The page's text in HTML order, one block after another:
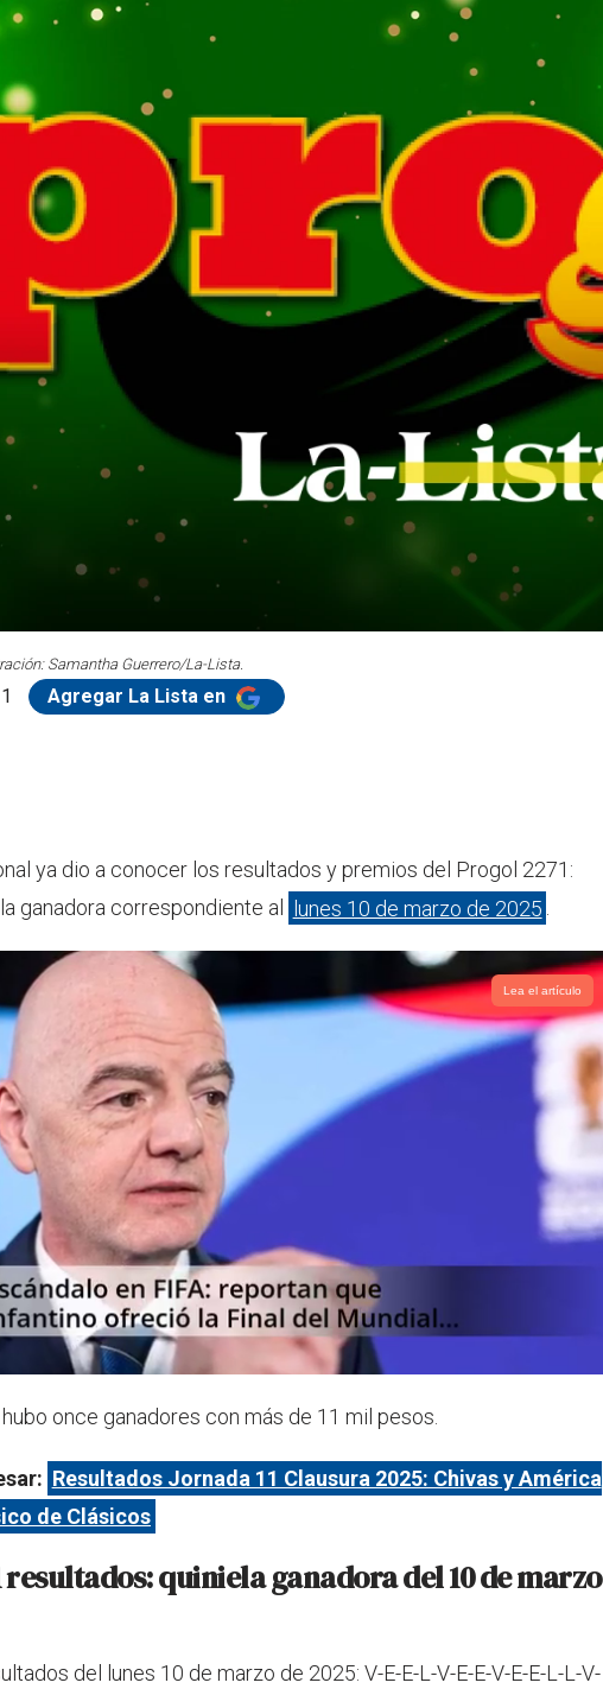
Samantha Guerrero/La-Lista.
Agregar La Lista en
ya dio a conocer los resultados y premios del Progol 2271:
ganadora correspondiente al
lunes 10 de marzo de 2025 .
Lea el artículo
once ganadores con más de 11 mil pesos.
Resultados Jornada 11 Clausura 2025: Chivas y América
de Clásicos
resultados: quiniela ganadora del 10 de marzo
del lunes 10 de marzo de 2025: V-E-E-L-V-E-E-V-E-E-L-L-V-